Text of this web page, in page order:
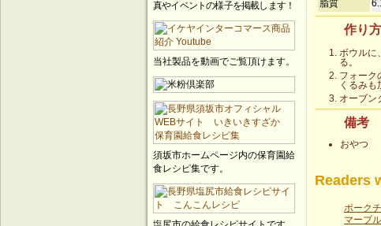
真やイベントの様子を掲載します！
当社製品を動画でご覧頂けます。
須坂市ホームページ内の保育園給
食レシピ集です。
脂質
作り方
ボウルに
る。
フォーク
くるみも
オーブン
備考
おやつ
Readers
ポーク
マーブ